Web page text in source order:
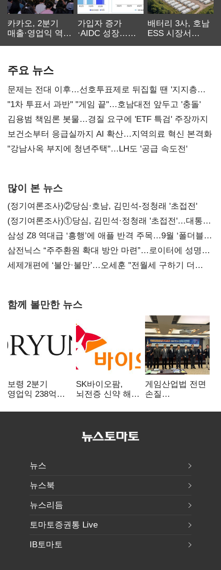
카카오, 2분기
매출·영업익 역대
가입자 증가
·AIDC 성장…
배터리 3사, 호남
ESS 시장서
주요 뉴스
문제는 전대 이후…선호투표제로 뒤집힐 땐 '지지층
불복'
"1차 투표서 과반" "게임 끝"…호남대전 앞두고 '충돌'
김용범 책임론 봇물…경질 요구에 'ETF 특검' 주장까지
보건소부터 응급실까지 AI 확산…지역의료 혁신 본격화
"강남사옥 부지에 청년주택"…LH도 '공급 속도전'
많이 본 뉴스
(정기여론조사)②당심·호남, 김민석-정청래 '초접전'
(정기여론조사)①당심, 김민석·정청래 '초접전'…대통령
지지도 '50% 아래로'(종합)
삼성 Z8 역대급 ‘흥행’에 애플 반격 주목…9월 ‘폴더블
대전’
삼전닉스 “주주환원 확대 방안 마련”…로이터에 성명
보내
세제개편에 ‘불안·불만’…오세훈 "전월세 구하기 더
함께 볼만한 뉴스
보령 2분기
영업익 238억…
SK바이오팜,
뇌전증 신약 해외
차세대 신약 개발
게임산업법 전면
손질
규제 걷고
뉴스
뉴스북
뉴스리듬
토마토증권통 Live
IB토마토